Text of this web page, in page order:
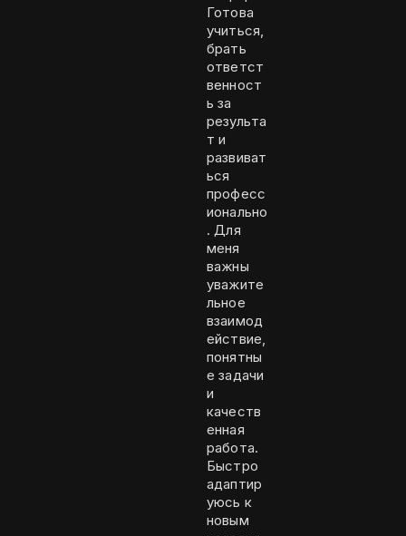
Готова
учиться,
брать
ответст
венност
ь за
результа
т и
развиват
ься
професс
ионально
. Для
меня
важны
уважите
льное
взаимод
ействие,
понятны
е задачи
и
качеств
енная
работа.
Быстро
адаптир
уюсь к
новым